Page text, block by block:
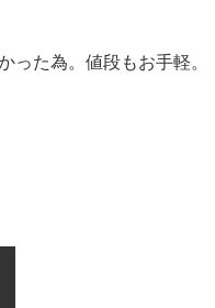
った為。値段もお手軽。